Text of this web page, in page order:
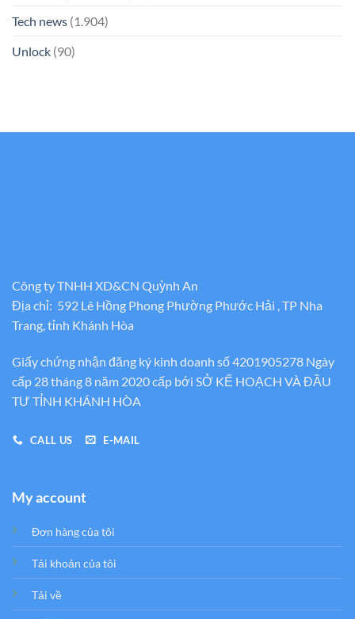
Tech news (1.904)
Unlock (90)
Công ty TNHH XD&CN Quỳnh An
Địa chỉ: 592 Lê Hồng Phong Phường Phước Hải , TP Nha
Trang, tỉnh Khánh Hòa
Giấy chứng nhận đăng ký kinh doanh số 4201905278 Ngày
cấp 28 tháng 8 năm 2020 cấp bới SỞ KẾ HOẠCH VÀ ĐẦU
TƯ TỈNH KHÁNH HÒA
CALL US E-MAIL
My account
Đơn hàng của tôi
Tải khoản của tôi
Tải về